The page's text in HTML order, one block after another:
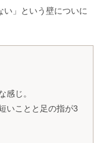
い」という壁についに
感じ。
いことと足の指が3